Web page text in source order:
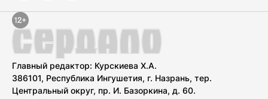
Главный редактор: Курскиева Х.А.
386101, Республика Ингушетия, г. Назрань, тер.
Центральный округ, пр. И. Базоркина, д. 60.